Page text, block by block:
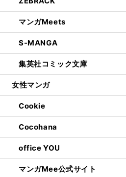
マンガMeets
S-MANGA
集英社コミック文庫
女性マンガ
Cookie
Cocohana
office YOU
マンガMee公式サイト